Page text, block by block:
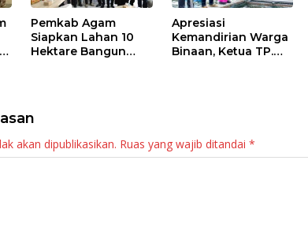
Pemkab Agam
Siapkan Lahan 10
Hektare Bangun
Apresiasi
Kemandirian Warga
Binaan, Ketua TP.
akan dipublikasikan. Ruas yang wajib ditandai *